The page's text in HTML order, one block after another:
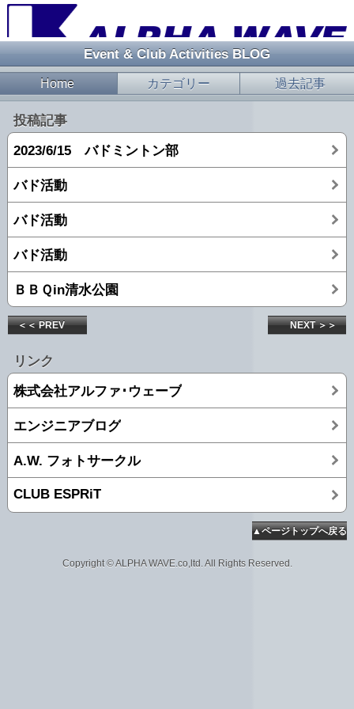
Event & Club Activities BLOG
Home カテゴリー 過去記事
投稿記事
2023/6/15 バドミントン部
バド活動
バド活動
バド活動
ＢＢＱin清水公園
＜＜ PREV NEXT ＞＞
リンク
株式会社アルファ･ウェーブ
エンジニアブログ
A.W. フォトサークル
CLUB ESPRiT
▲ページトップへ戻る
Copyright © ALPHA WAVE.co,ltd. All Rights Reserved.